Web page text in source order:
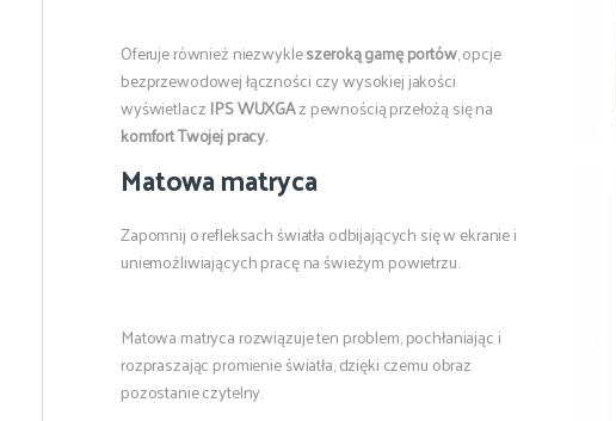
Oferuje również niezwykleszeroką gamę portów, opcje
bezprzewodowej łączności czy wysokiej jakości
wyświetlacz IPS WUXGAz pewnością przełożą się na
komfort Twojej pracy.
Matowa matryca
Zapomnij o refleksach światła odbijających się w ekranie i
uniemożliwiających pracę na świeżym powietrzu.
Matowa matryca rozwiązuje ten problem, pochłaniając i
rozpraszając promienie światła, dzięki czemu obraz
pozostanie czytelny.